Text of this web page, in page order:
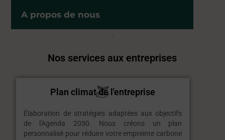
A propos de nous
Nos services aux entreprises
Plan climat de l'entreprise
Élaboration de stratégies adaptées aux objectifs
de l'Agenda 2030. Nous créons un plan
personnalisé pour réduire votre empreinte carbone